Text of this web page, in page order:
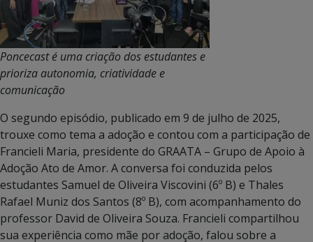
Poncecast é uma criação dos estudantes e
prioriza autonomia, criatividade e
comunicação
O segundo episódio, publicado em 9 de julho de 2025,
trouxe como tema a adoção e contou com a participação de
Francieli Maria, presidente do GRAATA – Grupo de Apoio à
Adoção Ato de Amor. A conversa foi conduzida pelos
estudantes Samuel de Oliveira Viscovini (6º B) e Thales
Rafael Muniz dos Santos (8º B), com acompanhamento do
professor David de Oliveira Souza. Francieli compartilhou
sua experiência como mãe por adoção, falou sobre a